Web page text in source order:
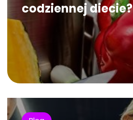
codziennej diecie?